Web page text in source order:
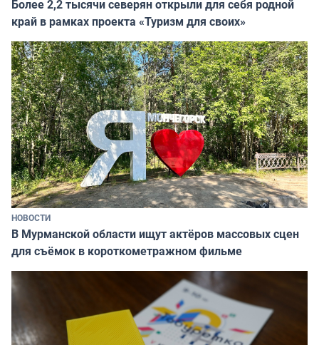
Более 2,2 тысячи северян открыли для себя родной
край в рамках проекта «Туризм для своих»
НОВОСТИ
В Мурманской области ищут актёров массовых сцен
для съёмок в короткометражном фильме